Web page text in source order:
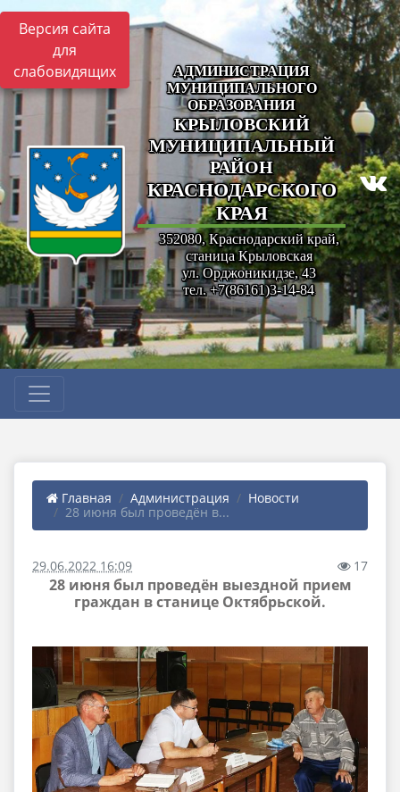
Версия сайта
для
слабовидящих
АДМИНИСТРАЦИЯ
МУНИЦИПАЛЬНОГО
ОБРАЗОВАНИЯ
КРЫЛОВСКИЙ
МУНИЦИПАЛЬНЫЙ
РАЙОН
КРАСНОДАРСКОГО
КРАЯ
352080, Краснодарский край,
станица Крыловская
ул. Орджоникидзе, 43
тел. +7(86161)3-14-84
Главная Администрация
Новости
28 июня был проведён в...
29.06.2022 16:09 17
28 июня был проведён выездной прием
граждан в станице Октябрьской.